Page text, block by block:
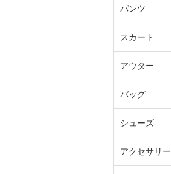
パンツ
スカート
アウター
バッグ
シューズ
アクセサリー